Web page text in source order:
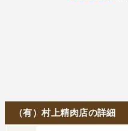
（有）村上精肉店の詳細